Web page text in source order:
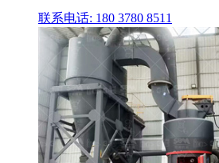
联系电话: 180 3780 8511